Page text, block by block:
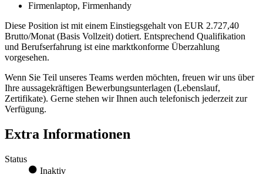
Firmenlaptop, Firmenhandy
Diese Position ist mit einem Einstiegsgehalt von EUR 2.727,40
Brutto/Monat (Basis Vollzeit) dotiert. Entsprechend Qualifikation
und Berufserfahrung ist eine marktkonforme Überzahlung
vorgesehen.
Wenn Sie Teil unseres Teams werden möchten, freuen wir uns über
Ihre aussagekräftigen Bewerbungsunterlagen (Lebenslauf,
Zertifikate). Gerne stehen wir Ihnen auch telefonisch jederzeit zur
Verfügung.
Extra Informationen
Status
Inaktiv